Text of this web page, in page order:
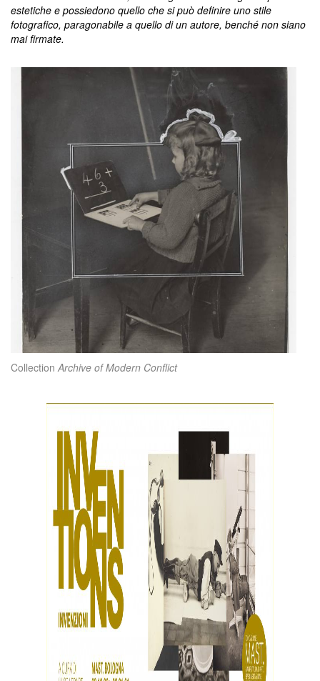
estetiche e possiedono quello che si può definire uno stile
fotografico, paragonabile a quello di un autore, benché non siano
mai firmate.
CollectionArchive of Modern Conflict